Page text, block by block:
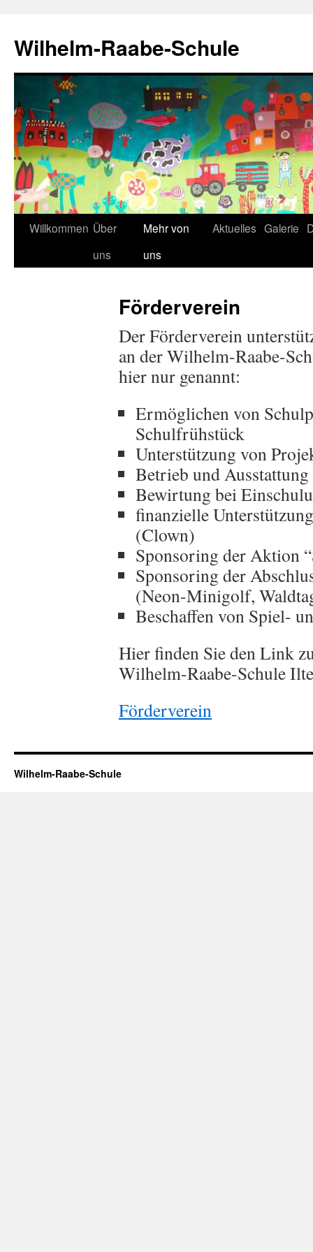
springen
Wilhelm-Raabe-Schule
Willkommen Über
uns
Mehr von
uns
Aktuelles Galerie
Förderverein
Der Förderverein
an der Wilhelm-Raabe-
hier nur genannt:
Ermöglichen von
Schulfrühstück
Unterstützung von
Betrieb und
Bewirtung bei
finanzielle
(Clown)
Sponsoring der Aktion
Sponsoring der
(Neon-Minigolf,
Beschaffen von Spiel-
Hier finden Sie den Link
Wilhelm-Raabe-Schule
Förderverein
Wilhelm-Raabe-Schule